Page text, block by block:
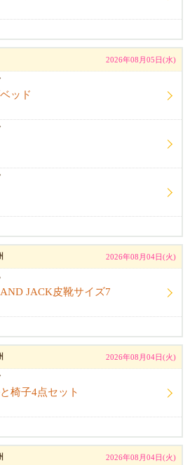
2026年08月05日(水)
ッド
2026年08月04日(火)
AND JACK皮靴サイズ7
2026年08月04日(火)
椅子4点セット
2026年08月04日(火)